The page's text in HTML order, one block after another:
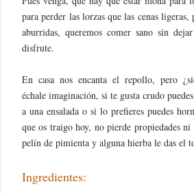
para perder las lorzas que las cenas ligeras,
aburridas, queremos comer sano sin
disfrute.
En casa nos encanta el repollo, pero
échale imaginación, si te gusta crudo
a una ensalada o si lo prefieres puedes
que os traigo hoy, no pierde propiedades ni
pelín de pimienta y alguna hierba le das el
Ingredientes: